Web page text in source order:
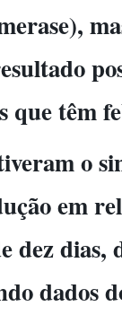
que têm
o
em
dez dias,
dados